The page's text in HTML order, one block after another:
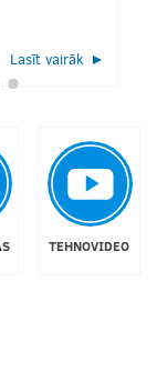
Lasīt vairāk
TEHNOVIDEO